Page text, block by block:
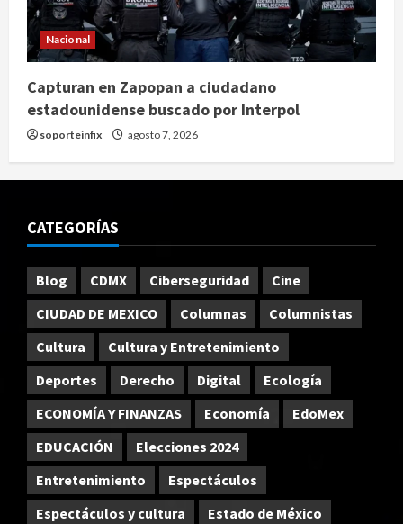
Nacional
Capturan en Zapopan a ciudadano
estadounidense buscado por Interpol
soporteinfix agosto 7, 2026
CATEGORÍAS
Blog CDMX Ciberseguridad
Cine
CIUDAD DE MEXICO
Columnas
Columnistas
Cultura
Cultura y Entretenimiento
Deportes
Derecho Digital
Ecología
ECONOMÍA Y FINANZAS
Economía
EdoMex
EDUCACIÓN
Elecciones 2024
Entretenimiento
Espectáculos
Espectáculos y cultura
Estado de México